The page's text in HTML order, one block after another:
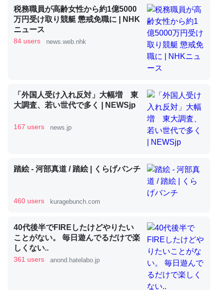
くらい。小説でいう「ずっと前の伏線」は回収されないけ
ど、短期記憶というには多い分量。進化すればするほど分
かりやすく強くなりそう
─GPTの仕組みと限界についての考察（１） - conceptualization
昆虫ってカルシウム少ないのか。知らんかった。調べたら
コオロギのカルシウム分はエビの600分の1程度。
─ニュース :: 【研究発表】昆虫学の大問題＝「昆虫はなぜ海にいな
利だから両方が拮抗してるのでは」とあって面白い。海に
いる鋏角類（カブトガニ・ウミグモ）はカルシウムを使わ
ずキチンを強化してる筈だが、酵素が違うのか？
─ニュース :: 【研究発表】昆虫学の大問題＝「昆虫はなぜ海にいな
税務職員が高齢女性から約1億5000
万円受け取り競艇 懲戒免職に | NHK
ニュース
84 users news.web.nhk
「外国人受け入れ反対」大幅増 東
大調査、若い世代で多く | NEWSjp
167 users news.jp
踏絵 - 河部真道 / 踏絵 | くらげバンチ
460 users kuragebunch.com
40代後半でFIREしたけどやりたい
ことがない。 毎日遊んでるだけで楽
しくない..
361 users anond.hatelabo.jp